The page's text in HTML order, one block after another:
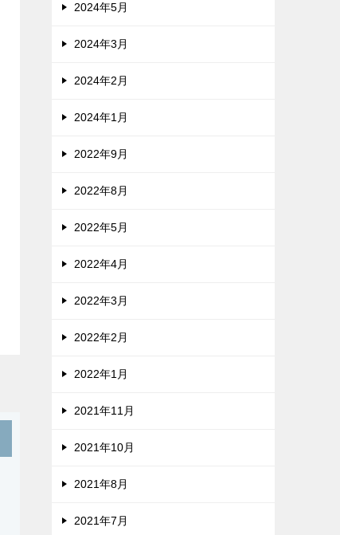
2024年5月
2024年3月
2024年2月
2024年1月
2022年9月
2022年8月
2022年5月
2022年4月
2022年3月
2022年2月
2022年1月
2021年11月
2021年10月
2021年8月
2021年7月